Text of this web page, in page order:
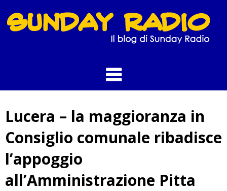
to
content
Lucera – la maggioranza in
Consiglio comunale ribadisce
l’appoggio
all’Amministrazione Pitta